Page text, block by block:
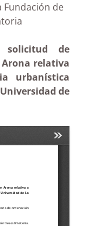
de
solicitud de
relativa
urbanística
de